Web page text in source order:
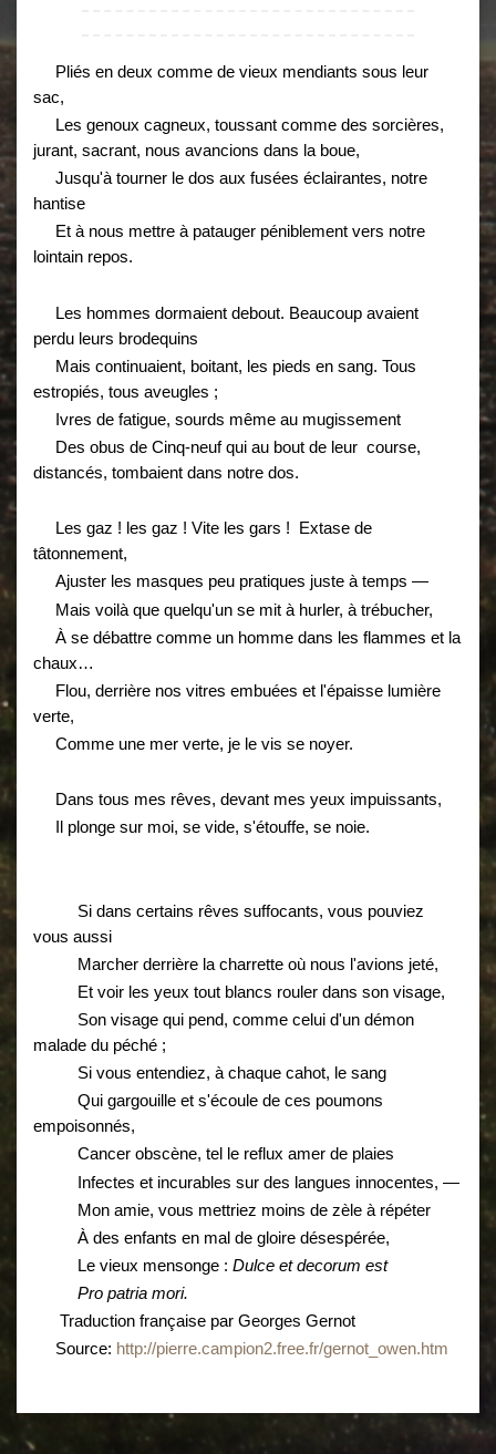
Pliés en deux comme de vieux mendiants sous leur
sac,
Les genoux cagneux, toussant comme des sorcières,
jurant, sacrant, nous avancions dans la boue,
Jusqu'à tourner le dos aux fusées éclairantes, notre
hantise
Et à nous mettre à patauger péniblement vers notre
lointain repos.
Les hommes dormaient debout. Beaucoup avaient
perdu leurs brodequins
Mais continuaient, boitant, les pieds en sang. Tous
estropiés, tous aveugles ;
Ivres de fatigue, sourds même au mugissement
Des obus de Cinq-neuf qui au bout de leur course,
distancés, tombaient dans notre dos.
Les gaz ! les gaz ! Vite les gars ! Extase de
tâtonnement,
Ajuster les masques peu pratiques juste à temps —
Mais voilà que quelqu'un se mit à hurler, à trébucher,
À se débattre comme un homme dans les flammes et la
chaux…
Flou, derrière nos vitres embuées et l'épaisse lumière
verte,
Comme une mer verte, je le vis se noyer.
Dans tous mes rêves, devant mes yeux impuissants,
Il plonge sur moi, se vide, s'étouffe, se noie.
Si dans certains rêves suffocants, vous pouviez
vous aussi
Marcher derrière la charrette où nous l'avions jeté,
Et voir les yeux tout blancs rouler dans son visage,
Son visage qui pend, comme celui d'un démon
malade du péché ;
Si vous entendiez, à chaque cahot, le sang
Qui gargouille et s'écoule de ces poumons
empoisonnés,
Cancer obscène, tel le reflux amer de plaies
Infectes et incurables sur des langues innocentes, —
Mon amie, vous mettriez moins de zèle à répéter
À des enfants en mal de gloire désespérée,
Le vieux mensonge : Dulce etdecorum est
Pro patria mori.
Traduction française par Georges Gernot
Source: http://pierre.campion2.free.fr/gernot_owen.htm